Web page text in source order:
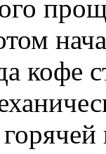
кофе